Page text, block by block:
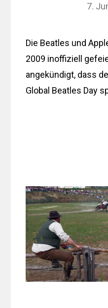
7.
Die Beatles und
2009 inoffiziell
angekündigt, dass
Global Beatles Day